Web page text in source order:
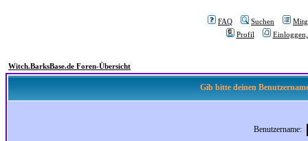
FAQ Suchen
Profil
Witch.BarksBase.de Foren-Übersicht
Gib bitte deinen
Benutzername: